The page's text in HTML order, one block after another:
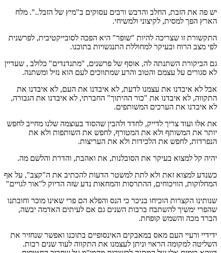
יש פה את הזבת, החלב והדבש ורבים עסוקים ב"מיץ של הזבל..". מלח
הארץ הפך למסית, לקיצוני ולמשיחי.
התקשורת זו שצריכה להיות "שופר" היא הפכה לסובייקטיבית, לפרשנית
לפי מצב הרוח ובעיקר למחוללת התנגשויות בתוכנו.
גם הביקורת השתנתה לה, אוסף של פרשנים, "מתנדנדים" כלולב , שעדיין
לא סגורים על עצמם והטוב והרע שמתווכים לעם הוא נזיל ומשתנה.
אבל לא איבדנו את עצמנו לדעת, לא איבדנו את העם, לא איבדנו את
התקווה, לא איבדנו את "כור ההיתוך" החברתי, לא איבדנו את הגבורה,
לא איבדנו את הערכים המשותפים.
את אלו ועוד צריך לדייק, לחדד ולהבין שהסוד בעוצמה שלנו מחייב לחפש
יותר את המשותף ולא את המטורף, לחפש את השותפות ולא את
הנפרדות, לחפש את הלכידות ולא את העריצות.
יהיה קל למצוא בעיקר את הסובלנות, את ואהבת, והדרת והלשם מה.
כשנדע למצוא זאת ולא לתת למשטר הדעות להכתיב את ה"קצב", על אף
המחלוקות, הוויכוחים, ההתרסות והמחאות נדע שזה הדיוק ל"אור לגויים"
שנותינו הקצרות הוכיחו בניכר כי הנס והפלא הם פרי שאינו מוכר וחובתנו
שהפרי ימשיך להשתבח ברבות השנים גם אם לעיתים האדמה יבשה,
הברד מכה והשמש קופחת.
ידידיי ורעיי העם מאס במאבקים האינסופיים בתוכנו ואפשר שנחזיר את
השליטה למקומה הראוי וניתן לעצמנו את התקווה לעוד שנים רבות.